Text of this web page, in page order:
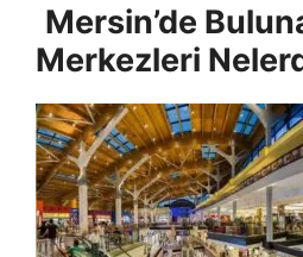
Mersin’de
Merkezleri